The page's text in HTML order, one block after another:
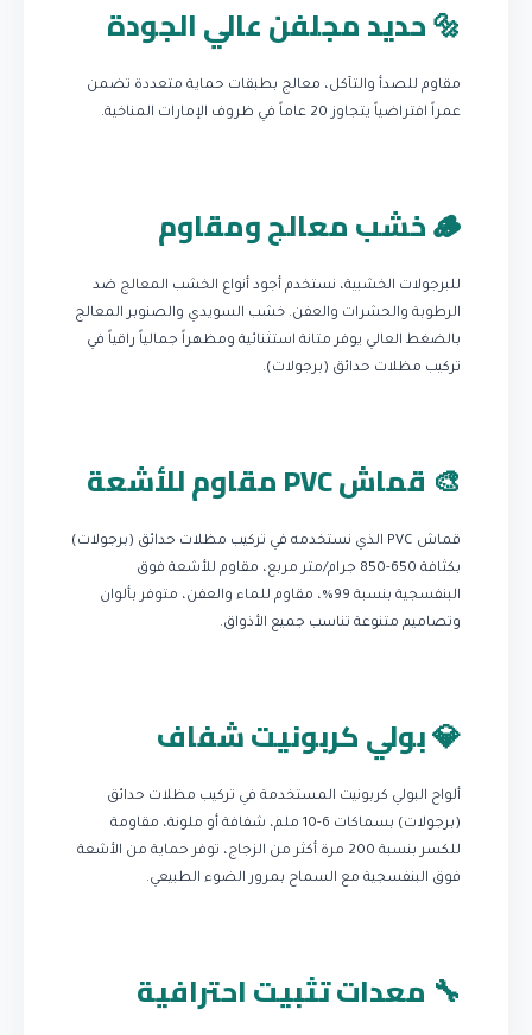
🔩 حديد مجلفن عالي الجودة
مقاوم للصدأ والتآكل، معالج بطبقات حماية متعددة تضمن
عمراً افتراضياً يتجاوز 20 عاماً في ظروف الإمارات المناخية.
🪵 خشب معالج ومقاوم
للبرجولات الخشبية، نستخدم أجود أنواع الخشب المعالج ضد
الرطوبة والحشرات والعفن. خشب السويدي والصنوبر المعالج
بالضغط العالي يوفر متانة استثنائية ومظهراً جمالياً راقياً في
تركيب مظلات حدائق (برجولات).
🎨 قماش PVC مقاوم للأشعة
قماش PVC الذي نستخدمه في تركيب مظلات حدائق (برجولات)
بكثافة 650-850 جرام/متر مربع، مقاوم للأشعة فوق
البنفسجية بنسبة 99%، مقاوم للماء والعفن، متوفر بألوان
وتصاميم متنوعة تناسب جميع الأذواق.
💎 بولي كربونيت شفاف
ألواح البولي كربونيت المستخدمة في تركيب مظلات حدائق
(برجولات) بسماكات 6-10 ملم، شفافة أو ملونة، مقاومة
للكسر بنسبة 200 مرة أكثر من الزجاج، توفر حماية من الأشعة
فوق البنفسجية مع السماح بمرور الضوء الطبيعي.
🔧 معدات تثبيت احترافية